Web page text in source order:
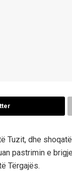
Tuzit, dhe
pastrimin e
Tërgajës.